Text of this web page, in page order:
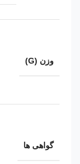
وزن (G)
گواهی ها